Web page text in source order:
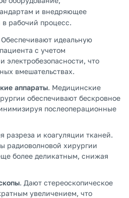
и внедряющее
рабочий процесс.
Обеспечивают идеальную
с учетом
электробезопасности, что
вмешательствах.
аппараты. Медицинские
обеспечивают бескровное
послеоперационные
разреза и коагуляции тканей.
радиоволновой хирургии
более деликатным, снижая
. Дают стереоскопическое
увеличением, что